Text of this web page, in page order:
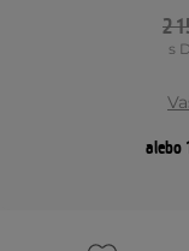
2
s
alebo